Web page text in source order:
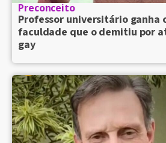
Preconceito
Professor universitário ganha
faculdade que o demitiu por
gay